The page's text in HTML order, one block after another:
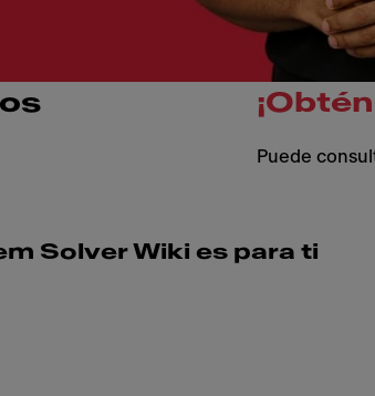
Puede
Solver Wiki es para ti